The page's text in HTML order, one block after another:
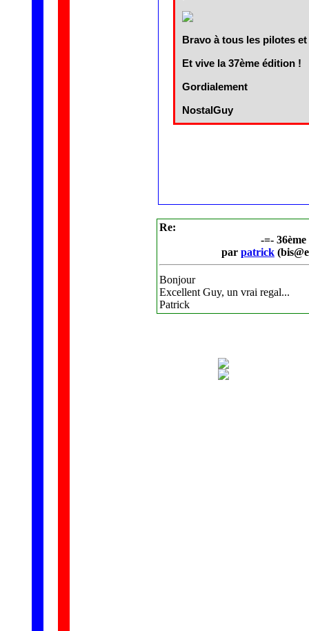
Bravo à tous les pilotes
Et vive la 37ème édition !
Gordialement
NostalGuy
Re:
-=-
par patrick
Bonjour
Excellent Guy, un vrai regal...
Patrick